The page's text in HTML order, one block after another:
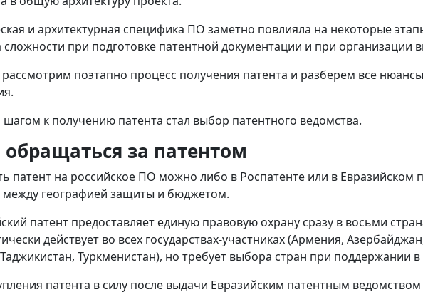
и архитектурная специфика ПО заметно повлияла на некоторые
сложности при подготовке патентной документации и при организации
поэтапно процесс получения патента и разберем все
к получению патента стал выбор патентного ведомства.
обращаться за патентом
патент на российское ПО можно либо в Роспатенте или в Евразийском
между географией защиты и бюджетом.
патент предоставляет единую правовую охрану сразу в восьми
действует во всех государствах-участниках (Армения,
Туркменистан), но требует выбора стран при поддержании в
патента в силу после выдачи Евразийским патентным